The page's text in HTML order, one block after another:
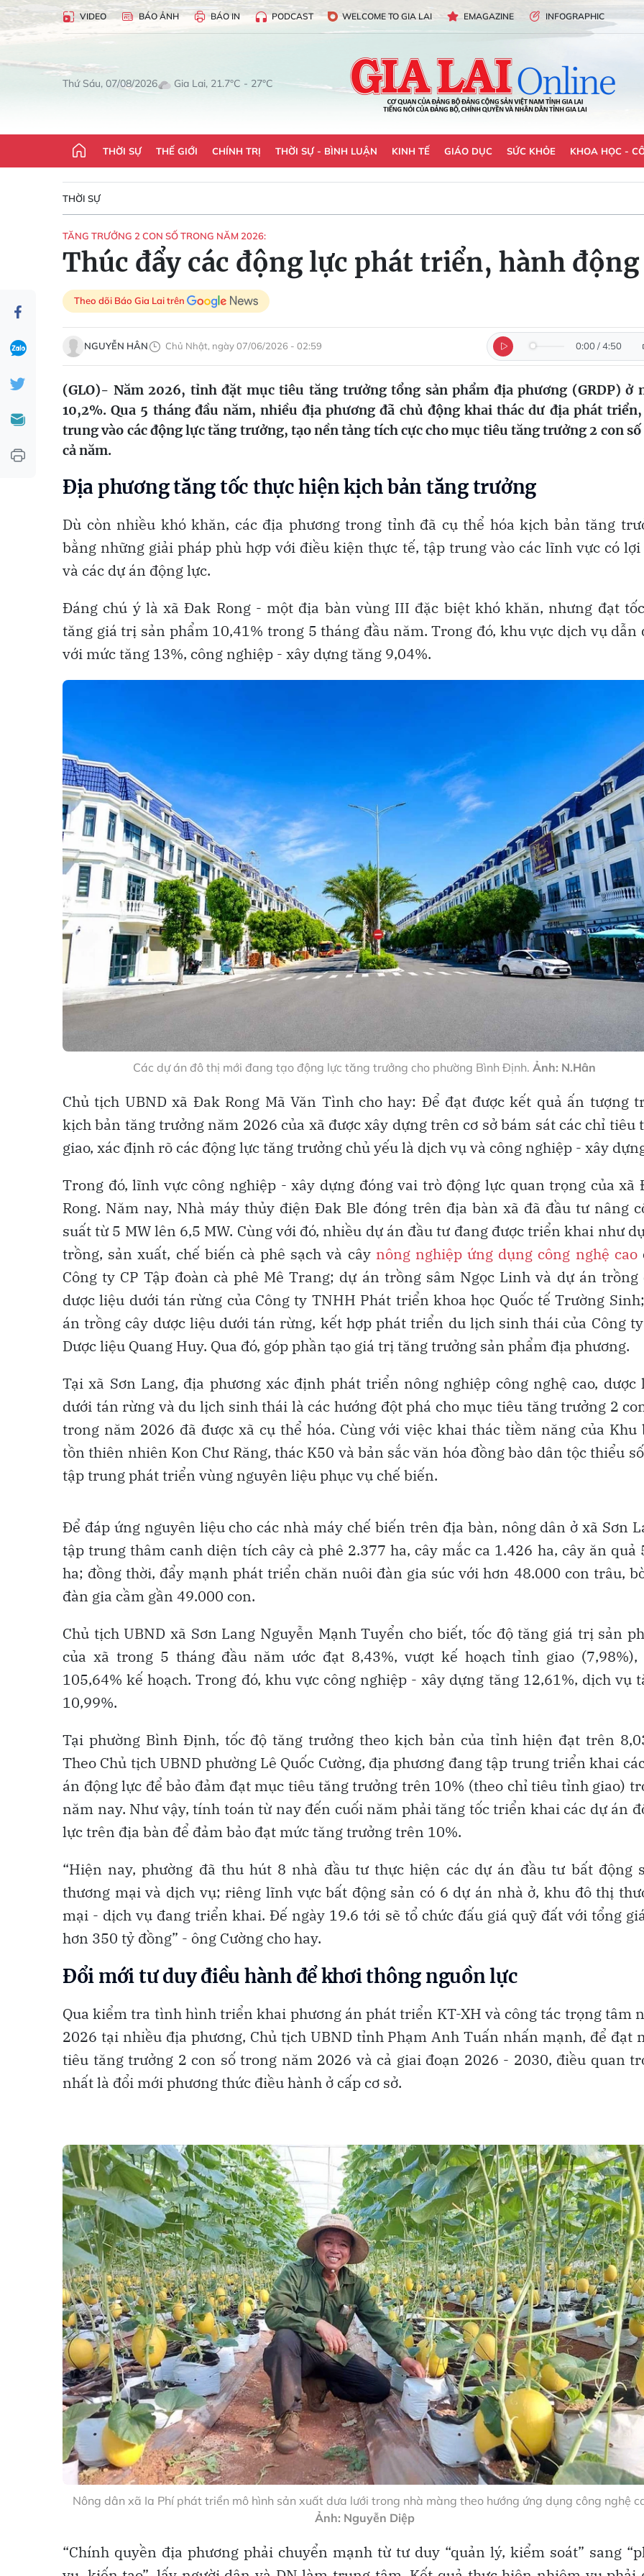
VIDEO BÁO ẢNH BÁO IN PODCAST WELCOME TO GIA LAI EMAGAZINE INFOGRAPHIC
Thứ Sáu, 07/08/2026 Gia Lai, 21.7°C - 27°C
THỜI SỰ THẾ GIỚI CHÍNH TRỊ THỜI SỰ - BÌNH LUẬN KINH TẾ GIÁO DỤC SỨC KHỎE KHOA HỌC -
THỜI SỰ
TĂNG TRƯỞNG 2 CON SỐ TRONG NĂM 2026:
Thúc đẩy các động lực phát triển, hành
Theo dõi Báo Gia Lai trên
NGUYỄN HÂN Chủ Nhật, ngày 07/06/2026 - 02:59 0:00 /4:50
(GLO)- Năm 2026, tỉnh đặt mục tiêu tăng trưởng tổng sản phẩm địa phương (GRDP) ở
10,2%. Qua 5 tháng đầu năm, nhiều địa phương đã chủ động khai thác dư địa phát
trung vào các động lực tăng trưởng, tạo nền tảng tích cực cho mục tiêu tăng trưởng 2 con số
cả năm.
Địa phương tăng tốc thực hiện kịch bản tăng trưởng
Dù còn nhiều khó khăn, các địa phương trong tỉnh đã cụ thể hóa kịch bản tăng
bằng những giải pháp phù hợp với điều kiện thực tế, tập trung vào các lĩnh vực có lợi
và các dự án động lực.
Đáng chú ý là xã Đak Rong - một địa bàn vùng III đặc biệt khó khăn, nhưng đạt
tăng giá trị sản phẩm 10,41% trong 5 tháng đầu năm. Trong đó, khu vực dịch vụ dẫn
với mức tăng 13%, công nghiệp - xây dựng tăng 9,04%.
Các dự án đô thị mới đang tạo động lực tăng trưởng cho phường Bình Định. Ảnh: N.Hân
Chủ tịch UBND xã Đak Rong Mã Văn Tình cho hay: Để đạt được kết quả ấn tượng
kịch bản tăng trưởng năm 2026 của xã được xây dựng trên cơ sở bám sát các chỉ tiêu
giao, xác định rõ các động lực tăng trưởng chủ yếu là dịch vụ và công nghiệp - xây
Trong đó, lĩnh vực công nghiệp - xây dựng đóng vai trò động lực quan trọng của xã
Rong. Năm nay, Nhà máy thủy điện Đak Ble đóng trên địa bàn xã đã đầu tư nâng
suất từ 5 MW lên 6,5 MW. Cùng với đó, nhiều dự án đầu tư đang được triển khai như
trồng, sản xuất, chế biến cà phê sạch và cây nông nghiệp ứng dụng công nghệ cao
Công ty CP Tập đoàn cà phê Mê Trang; dự án trồng sâm Ngọc Linh và dự án trồng
dược liệu dưới tán rừng của Công ty TNHH Phát triển khoa học Quốc tế Trường
án trồng cây dược liệu dưới tán rừng, kết hợp phát triển du lịch sinh thái của Công ty
Dược liệu Quang Huy. Qua đó, góp phần tạo giá trị tăng trưởng sản phẩm địa phương.
Tại xã Sơn Lang, địa phương xác định phát triển nông nghiệp công nghệ cao, dược
dưới tán rừng và du lịch sinh thái là các hướng đột phá cho mục tiêu tăng trưởng 2
trong năm 2026 đã được xã cụ thể hóa. Cùng với việc khai thác tiềm năng của Khu
tồn thiên nhiên Kon Chư Răng, thác K50 và bản sắc văn hóa đồng bào dân tộc thiểu
tập trung phát triển vùng nguyên liệu phục vụ chế biến.
Để đáp ứng nguyên liệu cho các nhà máy chế biến trên địa bàn, nông dân ở xã Sơn
tập trung thâm canh diện tích cây cà phê 2.377 ha, cây mắc ca 1.426 ha, cây ăn quả
ha; đồng thời, đẩy mạnh phát triển chăn nuôi đàn gia súc với hơn 48.000 con trâu,
đàn gia cầm gần 49.000 con.
Chủ tịch UBND xã Sơn Lang Nguyễn Mạnh Tuyển cho biết, tốc độ tăng giá trị sản
của xã trong 5 tháng đầu năm ước đạt 8,43%, vượt kế hoạch tỉnh giao (7,98%),
105,64% kế hoạch. Trong đó, khu vực công nghiệp - xây dựng tăng 12,61%, dịch vụ
10,99%.
Tại phường Bình Định, tốc độ tăng trưởng theo kịch bản của tỉnh hiện đạt trên
Theo Chủ tịch UBND phường Lê Quốc Cường, địa phương đang tập trung triển khai
án động lực để bảo đảm đạt mục tiêu tăng trưởng trên 10% (theo chỉ tiêu tỉnh giao)
năm nay. Như vậy, tính toán từ nay đến cuối năm phải tăng tốc triển khai các dự án
lực trên địa bàn để đảm bảo đạt mức tăng trưởng trên 10%.
“Hiện nay, phường đã thu hút 8 nhà đầu tư thực hiện các dự án đầu tư bất động
thương mại và dịch vụ; riêng lĩnh vực bất động sản có 6 dự án nhà ở, khu đô thị
mại - dịch vụ đang triển khai. Đế ngày 19.6 tới sẽ tổ chức đấu giá quỹ đất với tổng
hơn 350 tỷ đồng” - ông Cường cho hay.
Đổi mới tư duy điều hành để khơi thông nguồn lực
Qua kiểm tra tình hình triển khai phương án phát triển KT-XH và công tác trọng tâm
2026 tại nhiều địa phương, Chủ tịch UBND tỉnh Phạm Anh Tuấn nhấn mạnh, để đạt
tiêu tăng trưởng 2 con số trong năm 2026 và cả giai đoạn 2026 - 2030, điều quan
nhất là đổi mới phương thức điều hành ở cấp cơ sở.
Nông dân xã Ia Phí phát triển mô hình sản xuất dưa lưới trong nhà màng theo hướng ứng dụng công nghệ
Ảnh: Nguyễn Diệp
“Chính quyền địa phương phải chuyển mạnh từ tư duy “quản lý, kiểm soát” sang